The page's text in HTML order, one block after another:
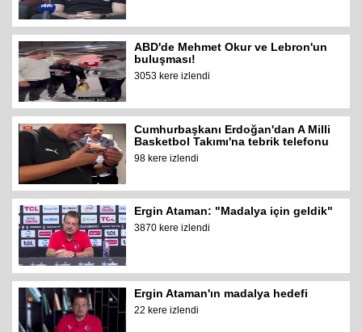
ABD'de Mehmet Okur ve Lebron'un
buluşması!
3053 kere izlendi
Cumhurbaşkanı Erdoğan'dan A Milli
Basketbol Takımı'na tebrik telefonu
98 kere izlendi
Ergin Ataman: "Madalya için geldik"
3870 kere izlendi
Ergin Ataman'ın madalya hedefi
22 kere izlendi